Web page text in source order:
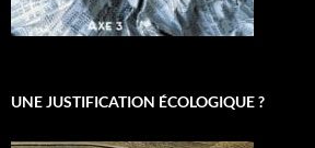
UNE JUSTIFICATION ÉCOLOGIQUE ?